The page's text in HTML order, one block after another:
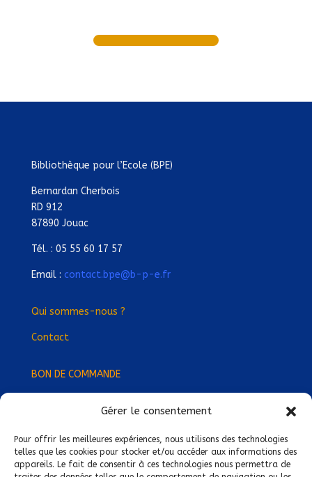
Gérer le consentement
Pour offrir les meilleures expériences, nous utilisons des technologies
telles que les cookies pour stocker et/ou accéder aux informations des
appareils. Le fait de consentir à ces technologies nous permettra de
Bibliothèque pour l’Ecole (BPE)
Bernardan Cherbois
RD 912
87890 Jouac
Tél. : 05 55 60 17 57
Email : contact.bpe@b-p-e.fr
Qui sommes-nous ?
Contact
BON DE COMMANDE
Devenez Délégué·e Régional·e !
Trouvez-nous près de chez vous !
Mentions légales